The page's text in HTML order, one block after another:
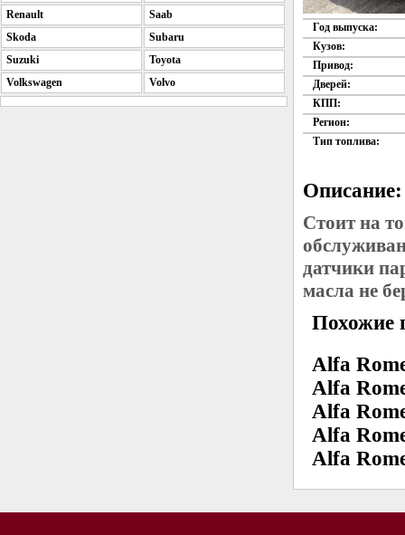
Год выпуска:
Кузов:
Привод:
Дверей:
КПП:
Регион:
Тип топлива:
Описание:
Стоит на
датчики
масла не
Похожие
Alfa
Alfa
Alfa
Alfa
Alfa
Renault
Saab
Skoda
Subaru
Suzuki
Toyota
Volkswagen
Volvo